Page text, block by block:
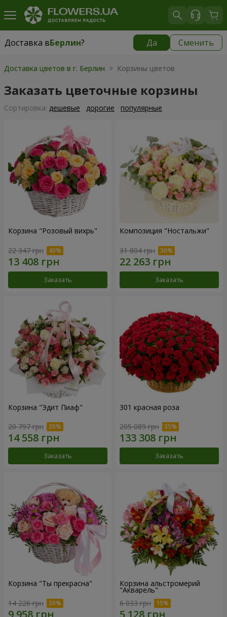
Доставка вБерлин? Да Сменить
Доставка вБерлин|
Доставка цветов в г. Берлин > Корзины цветов
Заказать цветочные корзины
Cортировка: дешевые дорогие популярные
Корзина "Розовый вихрь"
22 347 грн
Заказать
Композиция "Ностальжи"
31 804 грн
Заказать
Корзина "Эдит Пиаф"
20 797 грн
Заказать
301 красная роза
205 089 грн
Заказать
Корзина "Ты прекрасна"
14 226 грн
Корзина альстромерий
"Акварель"
6 033 грн